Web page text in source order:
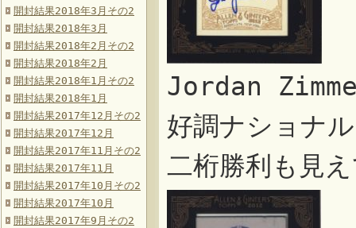
開封結果2018年3月その2
開封結果2018年3月
開封結果2018年2月その2
開封結果2018年2月
開封結果2018年1月その2
開封結果2018年1月
開封結果2017年12月その2
開封結果2017年12月
開封結果2017年11月その2
開封結果2017年11月
開封結果2017年10月その2
開封結果2017年10月
開封結果2017年9月その2
Jordan
好調ナショナ
二桁勝利も見